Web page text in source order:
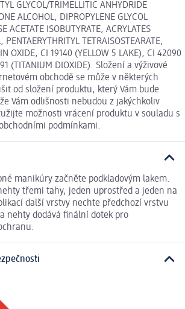
GLYCOL/TRIMELLITIC ANHYDRIDE
ALCOHOL, DIPROPYLENE GLYCOL
ACETATE ISOBUTYRATE, ACRYLATES
PENTAERYTHRITYL TETRAISOSTEARATE,
OXIDE, CI 19140 (YELLOW 5 LAKE), CI 42090
(TITANIUM DIOXIDE). Složení a výživové
obchodě se může v některých
od složení produktu, který Vám bude
Vám odlišnosti nebudou z jakýchkoliv
možnosti vrácení produktu v souladu s
podmínkami.
manikúry začněte podkladovým lakem.
třemi tahy, jeden uprostřed a jeden na
další vrstvy nechte předchozí vrstvu
nehty dodává finální dotek pro